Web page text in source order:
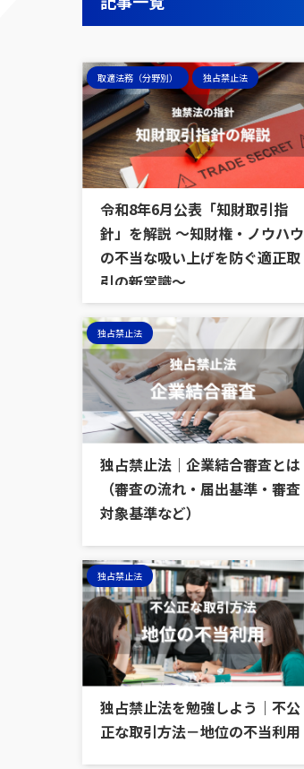
取適法務（分野別） 独占禁止法
令和8年6月公表「知財取引指
針」を解説 ～知財権・ノウハウ
の不当な吸い上げを防ぐ適正取
引の新常識～
独占禁止法
独占禁止法｜企業結合審査とは
（審査の流れ・届出基準・審査
対象基準など）
独占禁止法
独占禁止法を勉強しよう｜不公
正な取引方法－地位の不当利用